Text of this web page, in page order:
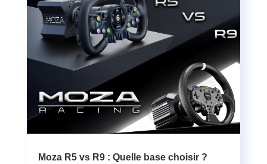
Moza R5 vs R9 : Quelle base choisir ?